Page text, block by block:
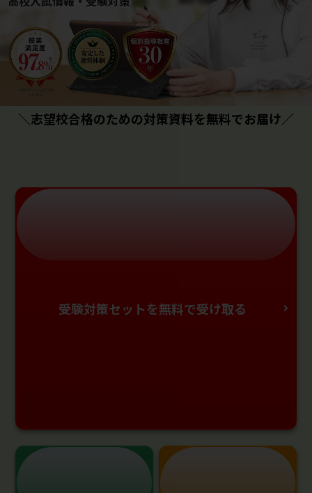
＼志望校合格のための対策資料を無料でお届け／
受験対策セットを無料で受け取る